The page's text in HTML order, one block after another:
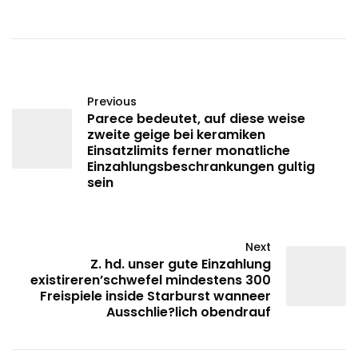
Previous
Parece bedeutet, auf diese weise
zweite geige bei keramiken
Einsatzlimits ferner monatliche
Einzahlungsbeschrankungen gultig
sein
Next
Z. hd. unser gute Einzahlung
existireren’schwefel mindestens 300
Freispiele inside Starburst wanneer
Ausschlie?lich obendrauf